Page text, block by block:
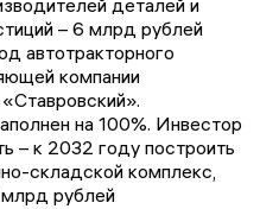
деталей и
– 6 млрд рублей
автотракторного
компании
на 100%. Инвестор
– к 2032 году построить
складской комплекс,
рублей